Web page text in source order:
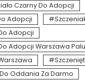
Czarny Do Adopcji
Adopcji
Adopcji
Adopcji Warszawa
Oddania Za Darmo